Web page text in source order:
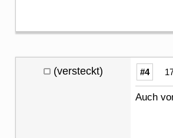
(versteckt) #4
Auch